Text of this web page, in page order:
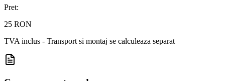
Pret:
25 RON
TVA inclus - Transport si montaj se calculeaza separat